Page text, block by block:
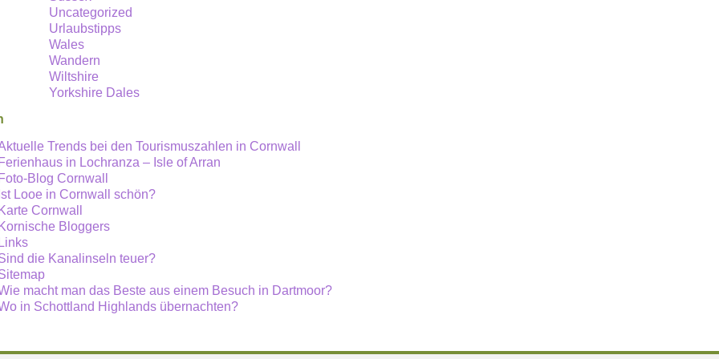
Uncategorized
Urlaubstipps
Wales
Wandern
Wiltshire
Yorkshire Dales
Trends bei den Tourismuszahlen in Cornwall
Ferienhaus in Lochranza – Isle of Arran
Foto-Blog Cornwall
Ist Looe in Cornwall schön?
Karte Cornwall
Kornische Bloggers
Links
die Kanalinseln teuer?
macht man das Beste aus einem Besuch in Dartmoor?
in Schottland Highlands übernachten?